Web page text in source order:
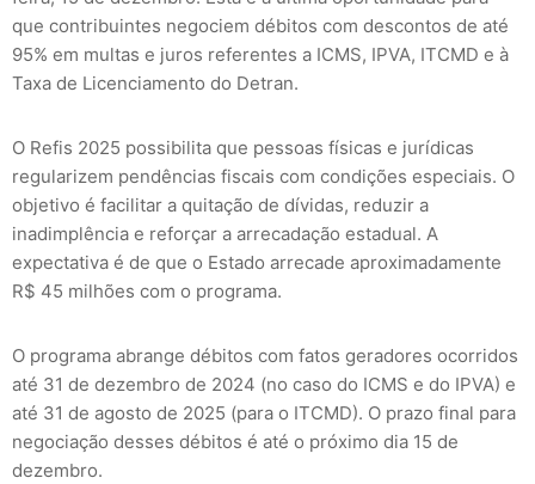
que contribuintes negociem débitos com descontos de até
95% em multas e juros referentes a ICMS, IPVA, ITCMD e à
Taxa de Licenciamento do Detran.
O Refis 2025 possibilita que pessoas físicas e jurídicas
regularizem pendências fiscais com condições especiais. O
objetivo é facilitar a quitação de dívidas, reduzir a
inadimplência e reforçar a arrecadação estadual. A
expectativa é de que o Estado arrecade aproximadamente
R$ 45 milhões com o programa.
O programa abrange débitos com fatos geradores ocorridos
até 31 de dezembro de 2024 (no caso do ICMS e do IPVA) e
até 31 de agosto de 2025 (para o ITCMD). O prazo final para
negociação desses débitos é até o próximo dia 15 de
dezembro.